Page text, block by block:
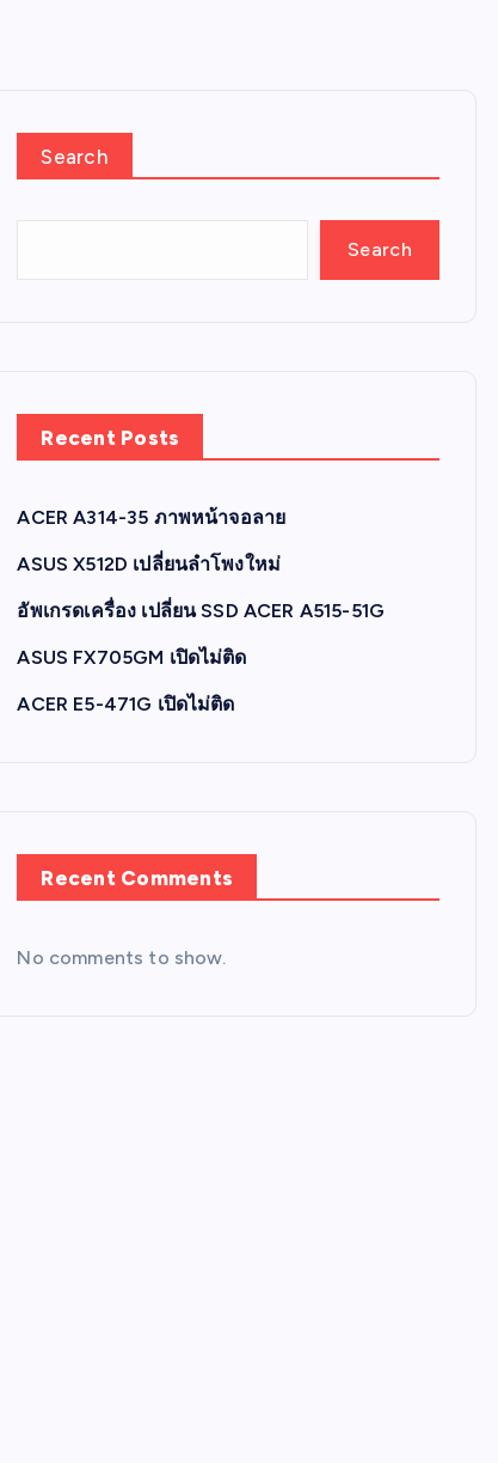
Search
Search
Recent Posts
ACER A314-35 ภาพหน้าจอลาย
ASUS X512D เปลี่ยนลำโพงใหม่
อัพเกรดเครื่อง เปลี่ยน SSD ACER A515-51G
ASUS FX705GM เปิดไม่ติด
ACER E5-471G เปิดไม่ติด
Recent Comments
No comments to show.